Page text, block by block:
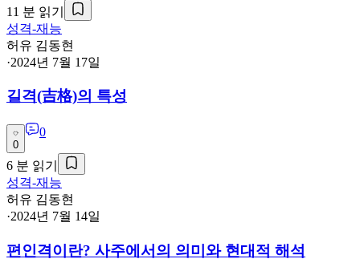
11 분 읽기
성격-재능
허유 김동현
·2024년 7월 17일
길격(吉格)의 특성
0
0
6 분 읽기
성격-재능
허유 김동현
·2024년 7월 14일
편인격이란? 사주에서의 의미와 현대적 해석